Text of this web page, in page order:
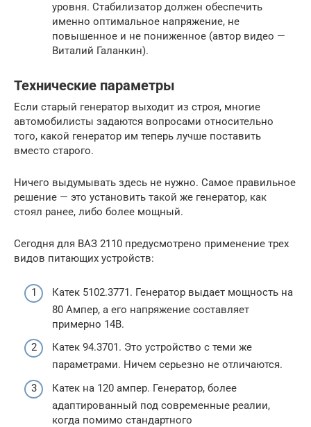
уровня. Стабилизатор должен обеспечить
именно оптимальное напряжение, не
повышенное и не пониженное (автор видео —
Виталий Галанкин).
Технические параметры
Если старый генератор выходит из строя, многие
автомобилисты задаются вопросами относительно
того, какой генератор им теперь лучше поставить
вместо старого.
Ничего выдумывать здесь не нужно. Самое правильное
решение — это установить такой же генератор, как
стоял ранее, либо более мощный.
Сегодня для ВАЗ 2110 предусмотрено применение трех
видов питающих устройств:
Катек 5102.3771. Генератор выдает мощность на
80 Ампер, а его напряжение составляет
примерно 14В.
Катек 94.3701. Это устройство с теми же
параметрами. Ничем серьезно не отличаются.
Катек на 120 ампер. Генератор, более
адаптированный под современные реалии,
когда помимо стандартного